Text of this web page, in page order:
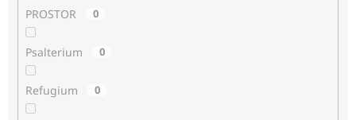
PROSTOR 0
Psalterium 0
Refugium 0